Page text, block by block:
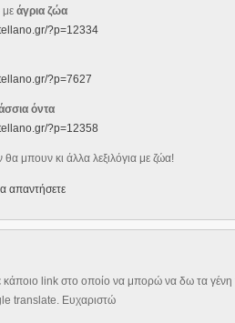
με άγρια ζώα
?p=12334
?p=7627
όντα
?p=12358
μπουν κι άλλα λεξιλόγια με ζώα!
απαντήσετε
link στο οποίο να μπορώ να δω τα γένη
translate. Ευχαριστώ